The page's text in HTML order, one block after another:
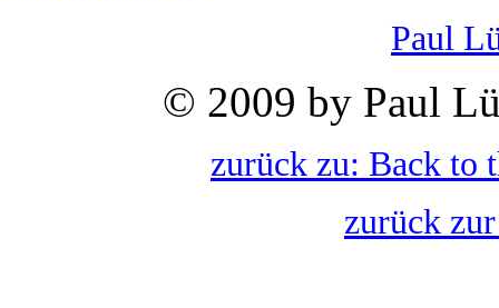
Paul
© 2009 by Paul
zurück zu: Back to
zurück